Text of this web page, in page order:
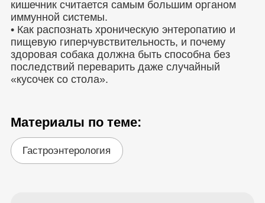
кишечник считается самым большим органом
иммунной системы.
• Как распознать хроническую энтеропатию и
пищевую гиперчувствительность, и почему
здоровая собака должна быть способна без
последствий переварить даже случайный
«кусочек со стола».
Материалы по теме:
Гастроэнтерология